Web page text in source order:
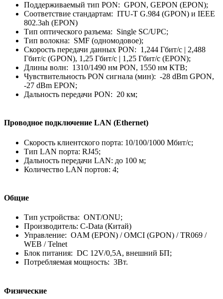
Поддерживаемый тип PON: GPON, GEPON (EPON);
Соответствие стандартам: ITU-T G.984 (GPON) и IEEE
802.3ah (EPON)
Тип оптического разъема: Single SC/UPC;
Тип волокна: SMF (одномодовое);
Скорость передачи данных PON: 1,244 Гбит/с | 2,488
Гбит/с (GPON), 1,25 Гбит/с | 1,25 Гбит/с (EPON);
Длины волн: 1310/1490 нм PON, 1550 нм КТВ;
Чувствительность PON сигнала (мин): -28 dBm GPON,
-27 dBm EPON;
Дальность передачи PON: 20 км;
Проводное подключение LAN (Ethernet)
Скорость клиентского порта: 10/100/1000 Мбит/с;
Тип LAN порта: RJ45;
Дальность передачи LAN: до 100 м;
Количество LAN портов: 4;
Общие
Тип устройства: ONT/ONU;
Производитель: C-Data (Китай)
Управление: OAM (EPON) / OMCI (GPON) / TR069 /
WEB / Telnet
Блок питания: DC 12V/0,5A, внешний БП;
Потребляемая мощность: 3Вт.
Физические